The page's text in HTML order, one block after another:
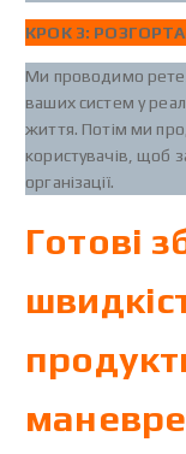
КРОК 3:
Ми проводимо
ваших систем у
життя. Потім ми
користувачів, щоб
організації.
Готові